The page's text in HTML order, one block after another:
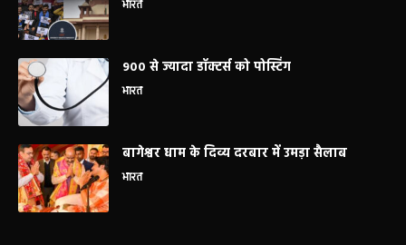
भारत
900 से ज्यादा डॉक्टर्स को पोस्टिंग
भारत
बागेश्वर धाम के दिव्य दरबार में उमड़ा सैलाब
भारत